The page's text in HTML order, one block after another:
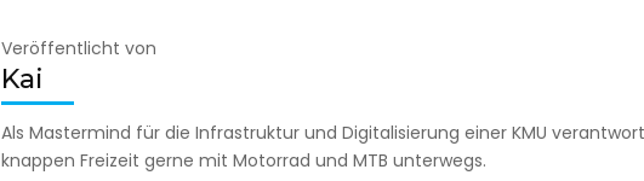
Veröffentlicht von
Kai
Als Mastermind für die Infrastruktur und Digitalisierung einer KMU
knappen Freizeit gerne mit Motorrad und MTB unterwegs.